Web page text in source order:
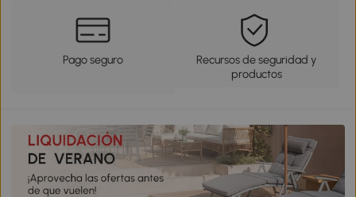
Pago seguro
Recursos de seguridad y
productos